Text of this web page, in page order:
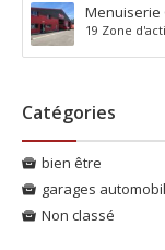
Menuiserie
Mer, Petit-
19 Zone
Catégories
bien être
garages
Non classé